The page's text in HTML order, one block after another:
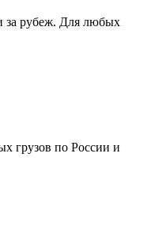
за рубеж. Для любых
грузов по России и